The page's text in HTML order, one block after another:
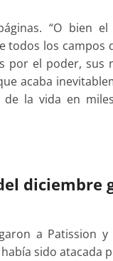
“O bien
todos los campos
el poder, sus
acaba
la vida en
diciembre
a Patission
sido atacada